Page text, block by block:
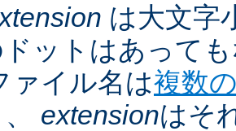
は大文字
ットはあって
ァイル名は複数
extensionはそ